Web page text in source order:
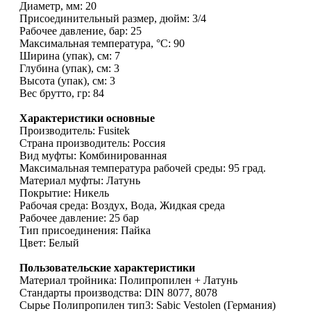
Диаметр, мм: 20
Присоединительный размер, дюйм: 3/4
Рабочее давление, бар: 25
Максимальная температура, °С: 90
Ширина (упак), см: 7
Глубина (упак), см: 3
Высота (упак), см: 3
Вес брутто, гр: 84
Характеристики основные
Производитель: Fusitek
Страна производитель: Россия
Вид муфты: Комбинированная
Максимальная температура рабочей среды: 95 град.
Материал муфты: Латунь
Покрытие: Никель
Рабочая среда: Воздух, Вода, Жидкая среда
Рабочее давление: 25 бар
Тип присоединения: Пайка
Цвет: Белый
Пользовательские характеристики
Материал тройника: Полипропилен + Латунь
Стандарты производства: DIN 8077, 8078
Сырье Полипропилен тип3: Sabic Vestolen (Германия)